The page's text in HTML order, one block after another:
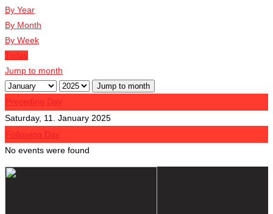
By Year
By Month
By Week
Today
Jump to month
Jump to month
Preceding Day
Saturday, 11. January 2025
Following Day
No events were found